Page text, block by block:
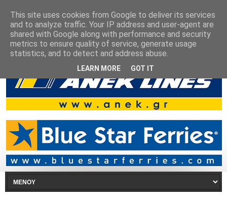
This site uses cookies from Google to deliver its services
and to analyze traffic. Your IP address and user-agent are
shared with Google along with performance and security
metrics to ensure quality of service, generate usage
statistics, and to detect and address abuse.
LEARN MORE GOT IT